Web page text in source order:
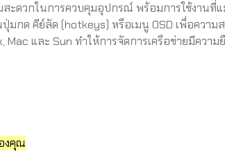
ะดวกในการควบคุมอุปกรณ์ พร้อมการใช้งานที่
กด คีย์ลัด (hotkeys) หรือเมนู OSD เพื่อความ
Mac และ Sun ทำให้การจัดการเครือข่ายมีควา
งคุณ